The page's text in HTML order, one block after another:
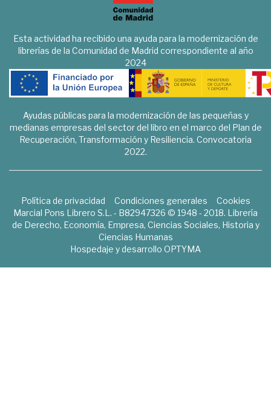
Esta actividad ha recibido una ayuda para la modernización de
librerías de la Comunidad de Madrid correspondiente al año
2024
Ayudas públicas para la modernización de las pequeñas y
medianas empresas del sector del libro en el marco del Plan de
Recuperación, Transformación y Resiliencia. Convocatoria
2022.
Política de privacidad Condiciones generales
Cookies
Marcial Pons Librero S.L. - B82947326 © 1948 - 2018. Librería
de Derecho, Economía, Empresa, Ciencias Sociales, Historia y
Ciencias Humanas
Hospedaje y desarrollo OPTYMA